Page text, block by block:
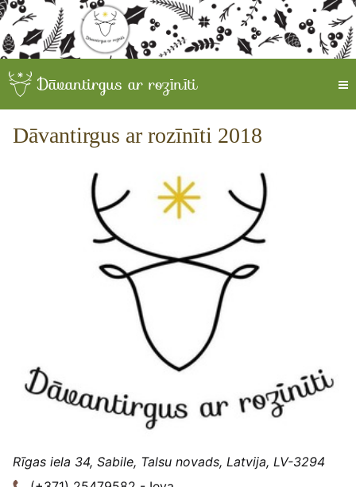
Dāvantirgus ar rozīnīti 2018
Rīgas iela 34, Sabile, Talsu novads, Latvija, LV-3294